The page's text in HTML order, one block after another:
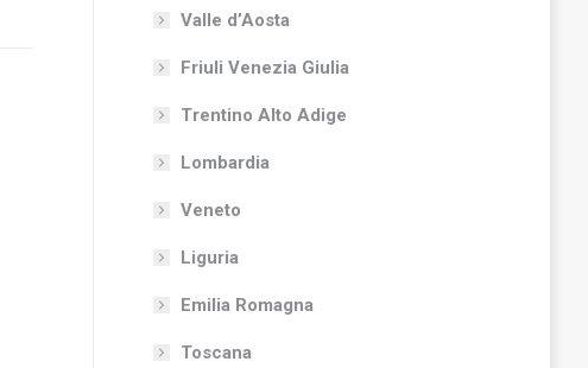
Valle d’Aosta
Friuli Venezia Giulia
Trentino Alto Adige
Lombardia
Veneto
Liguria
Emilia Romagna
Toscana